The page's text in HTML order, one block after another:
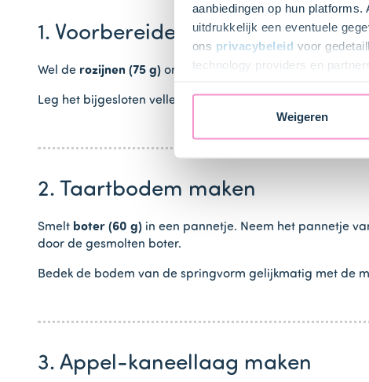
aanbiedingen op hun
uitdrukkelijk een eventuele
ons privacybeleid voor
technology providers en
Weigeren
1. Voorbereiden
Wel de rozijnen (75 g) ongeveer 15 minuten in lauwwarm
Leg het bijgesloten velletje bakpapier over de
2. Taartbodem maken
Smelt boter (60 g) in een pannetje. Neem het pannetje
door de gesmolten boter.
Bedek de bodem van de springvorm gelijkmatig met de
3. Appel-kaneellaag maken